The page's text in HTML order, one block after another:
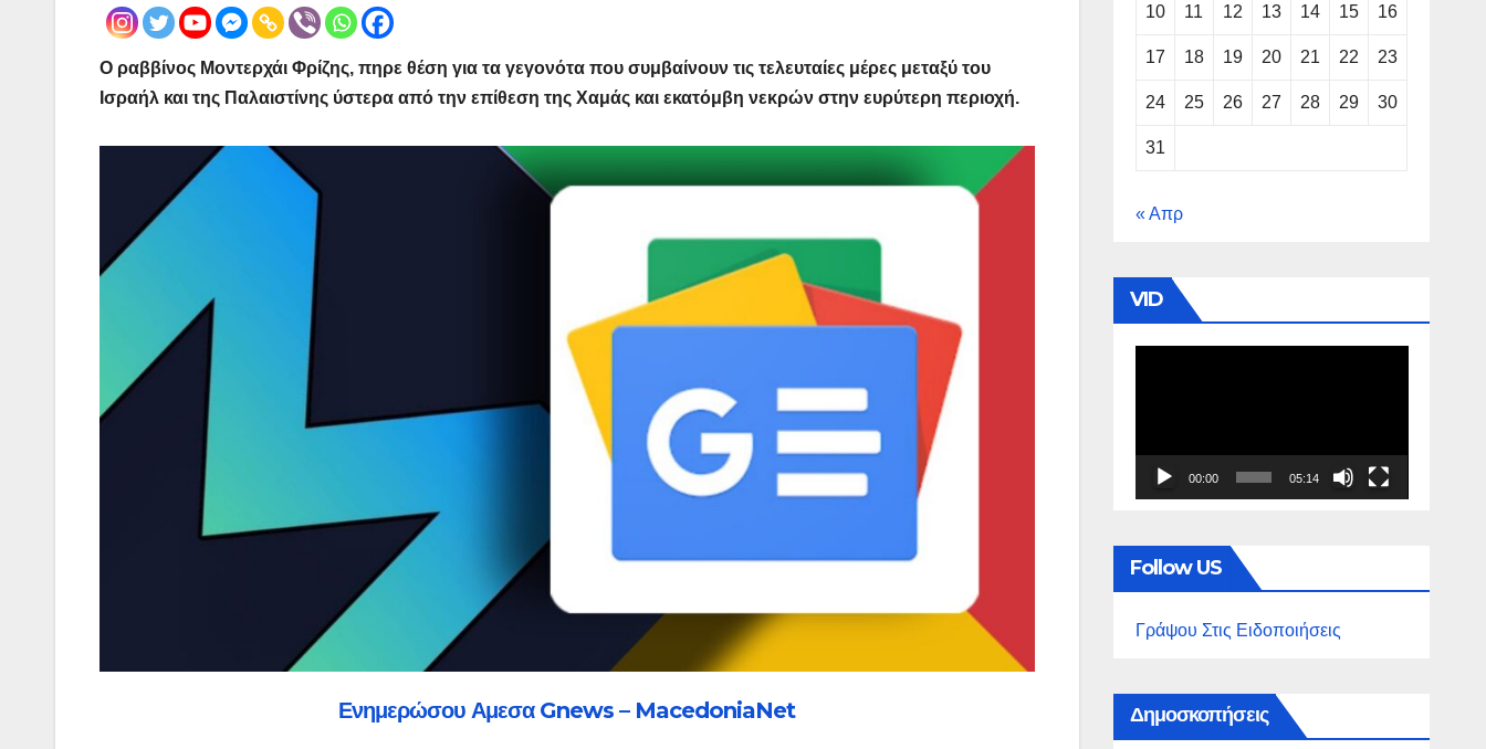
Ο ραββίνος Μοντερχάι Φρίζης, πηρε θέση για τα γεγονότα που συμβαίνουν τις τελευταίες μέρες μεταξύ του
Ισραήλ και της Παλαιστίνης ύστερα από την επίθεση της Χαμάς και εκατόμβη νεκρών στην ευρύτερη περιοχή.
Ενημερώσου Αμεσα Gnews – MacedoniaNet
10 11 12 13 14 15 16
17 18 19 20 21 22 23
24 25 26 27 28 29 30
31
« Απρ
VID
00:00 05:14
Follow US
Γράψου Στις Ειδοποιήσεις
Δημοσκοπήσεις